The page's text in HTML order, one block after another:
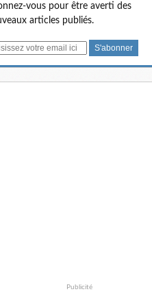
vous pour être averti des
articles publiés.
Publicité